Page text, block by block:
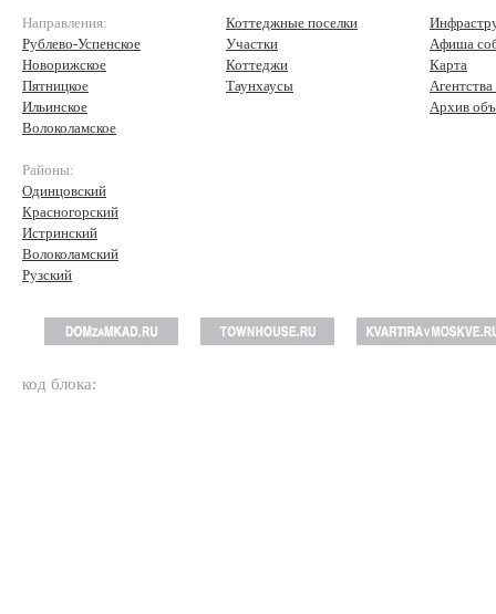
Направления:
Рублево-Успенское
Новорижское
Пятницкое
Ильинское
Волоколамское
Районы:
Одинцовский
Красногорский
Истринский
Волоколамский
Рузский
Коттеджные поселки
Участки
Коттеджи
Таунхаусы
Афиша
Карта
Архив
код блока: